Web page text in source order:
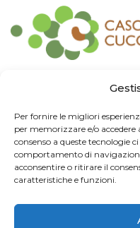
Per fornire le migliori
per memorizzare e/o
consenso a queste tecnologie
comportamento di
acconsentire o ritirare il
caratteristiche e funzioni.
Impresa Sociale
Via Cuccagna 2/4 - 20135
CF97426130155 -P. IVA
21/03/2022
cuccagna@arubapec.it -